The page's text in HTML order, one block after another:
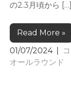
の2.3月頃から […]
Read More »
01/07/2024
オールラウンド